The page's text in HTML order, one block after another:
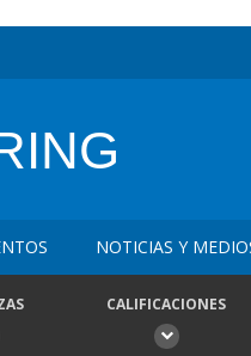
NOTICIAS Y
CALIFICACIONES